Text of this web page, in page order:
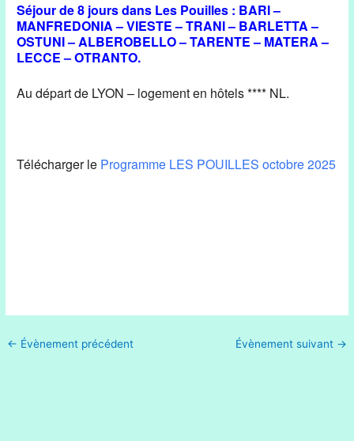
Séjour de 8 jours dans Les Pouilles : BARI –
MANFREDONIA – VIESTE – TRANI – BARLETTA –
OSTUNI – ALBEROBELLO – TARENTE – MATERA –
LECCE – OTRANTO.
Au départ de LYON – logement en hôtels **** NL.
Télécharger le Programme LES POUILLES octobre 2025
← Évènement précédent Évènement suivant →